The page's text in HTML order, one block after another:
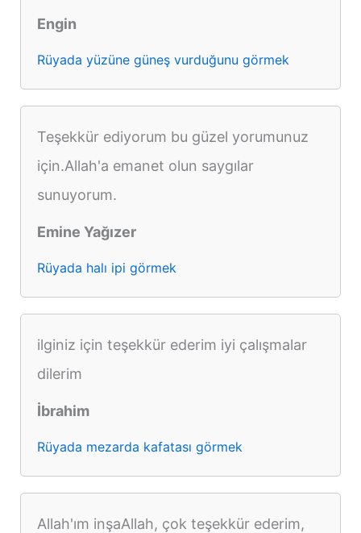
Engin
Rüyada yüzüne güneş vurduğunu görmek
Teşekkür ediyorum bu güzel yorumunuz
için.Allah'a emanet olun saygılar
sunuyorum.
Emine Yağızer
Rüyada halı ipi görmek
ilginiz için teşekkür ederim iyi çalışmalar
dilerim
İbrahim
Rüyada mezarda kafatası görmek
Allah'ım inşaAllah, çok teşekkür ederim,